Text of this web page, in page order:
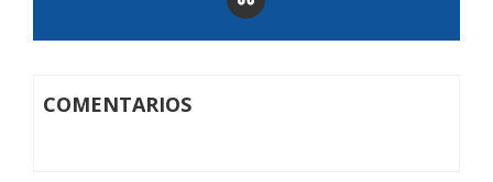
COMENTARIOS